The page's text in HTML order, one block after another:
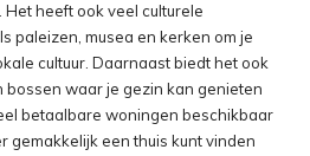
heeft ook veel culturele
paleizen, musea en kerken om je
cultuur. Daarnaast biedt het ook
waar je gezin kan genieten
betaalbare woningen beschikbaar
gemakkelijk een thuis kunt vinden